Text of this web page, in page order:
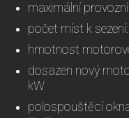
maximální
počet míst k
hmotnost
dosazen nový
kW
polospouštěcí